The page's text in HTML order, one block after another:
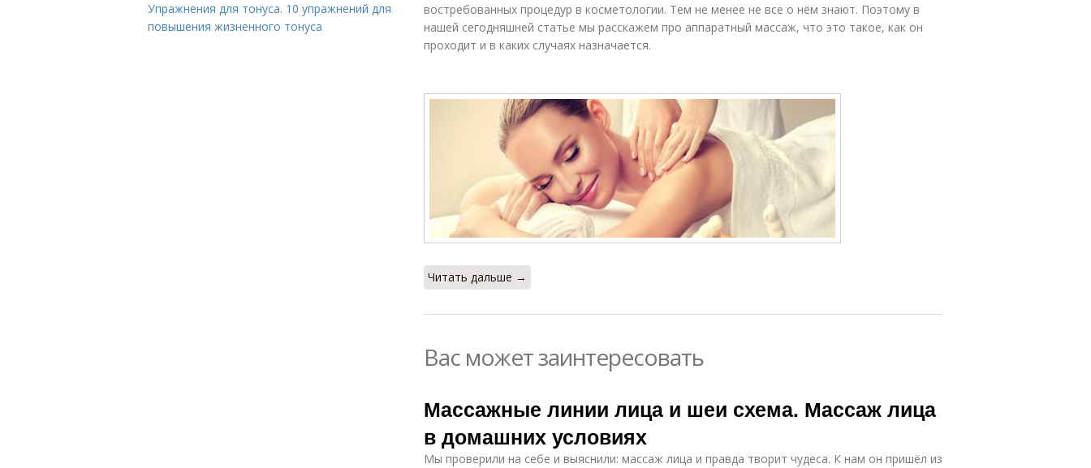
востребованных процедур в косметологии. Тем не менее не все о нём знают. Поэтому в
нашей сегодняшней статье мы расскажем про аппаратный массаж, что это такое, как он
проходит и в каких случаях назначается.
Читать дальше →
Вас может заинтересовать
Массажные линии лица и шеи схема. Массаж лица
в домашних условиях
Мы проверили на себе и выяснили: массаж лица и правда творит чудеса. К нам он пришёл из
Упражнения для тонуса. 10 упражнений для
повышения жизненного тонуса